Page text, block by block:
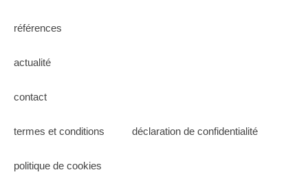
références
actualité
contact
termes et conditions déclaration de confidentialité
politique de cookies